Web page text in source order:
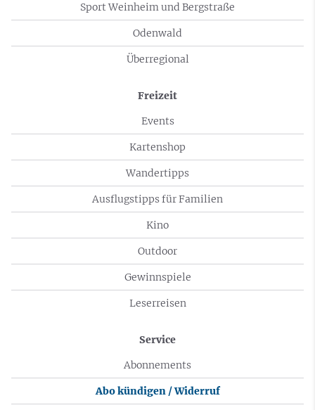
Sport Weinheim und Bergstraße
Odenwald
Überregional
Freizeit
Events
Kartenshop
Wandertipps
Ausflugstipps für Familien
Kino
Outdoor
Gewinnspiele
Leserreisen
Service
Abonnements
Abo kündigen / Widerruf